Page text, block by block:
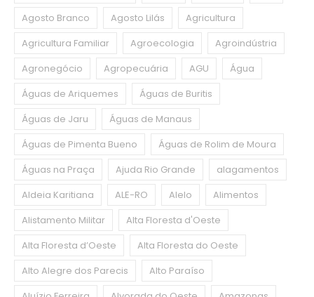
Agosto Branco
Agosto Lilás
Agricultura
Agricultura Familiar
Agroecologia
Agroindústria
Agronegócio
Agropecuária AGU
Água
Águas de Ariquemes
Águas de Buritis
Águas de Jaru
Águas de Manaus
Águas de Pimenta Bueno
Águas de Rolim de Moura
Águas na Praça
Ajuda Rio Grande
alagamentos
Aldeia Karitiana
ALE-RO Alelo
Alimentos
Alistamento Militar
Alta Floresta d'Oeste
Alta Floresta d’Oeste
Alta Floresta do Oeste
Alto Alegre dos Parecis
Alto Paraíso